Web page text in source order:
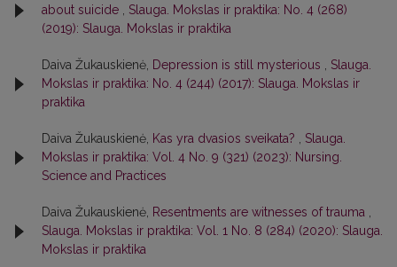
about suicide , Slauga. Mokslas ir praktika: No. 4 (268)
(2019): Slauga. Mokslas ir praktika
Daiva Žukauskienė, Depression is still mysterious , Slauga.
Mokslas ir praktika: No. 4 (244) (2017): Slauga. Mokslas ir
praktika
Daiva Žukauskienė, Kas yra dvasios sveikata? , Slauga.
Mokslas ir praktika: Vol. 4 No. 9 (321) (2023): Nursing.
Science and Practices
Daiva Žukauskienė, Resentments are witnesses of trauma ,
Slauga. Mokslas ir praktika: Vol. 1 No. 8 (284) (2020): Slauga.
Mokslas ir praktika